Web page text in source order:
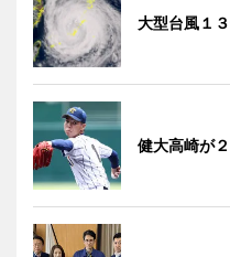
大型台風１
健大高崎が